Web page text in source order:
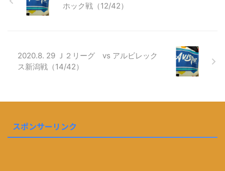
ホック戦（12/42）
2020.8. 29 Ｊ２リーグ vs アルビレック
ス新潟戦（14/42）
スポンサーリンク